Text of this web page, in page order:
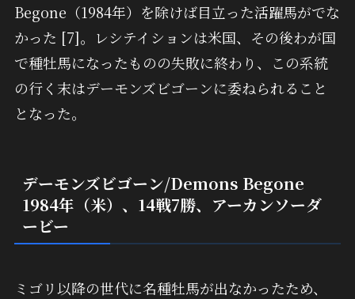
Begone（1984年）を除けば目立った活躍馬がでな
かった [7]。レシテイションは米国、その後わが国
で種牡馬になったものの失敗に終わり、この系統
の行く末はデーモンズビゴーンに委ねられること
となった。
デーモンズビゴーン/Demons Begone
1984年（米）、14戦7勝、アーカンソーダ
ービー
ミゴリ以降の世代に名種牡馬が出なかったため、